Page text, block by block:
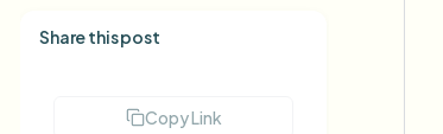
Share this post
Copy Link